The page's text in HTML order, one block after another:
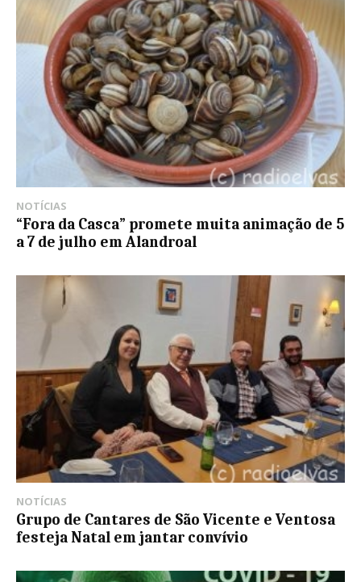
NOTÍCIAS
“Fora da Casca” promete muita animação de 5
a 7 de julho em Alandroal
NOTÍCIAS
Grupo de Cantares de São Vicente e Ventosa
festeja Natal em jantar convívio